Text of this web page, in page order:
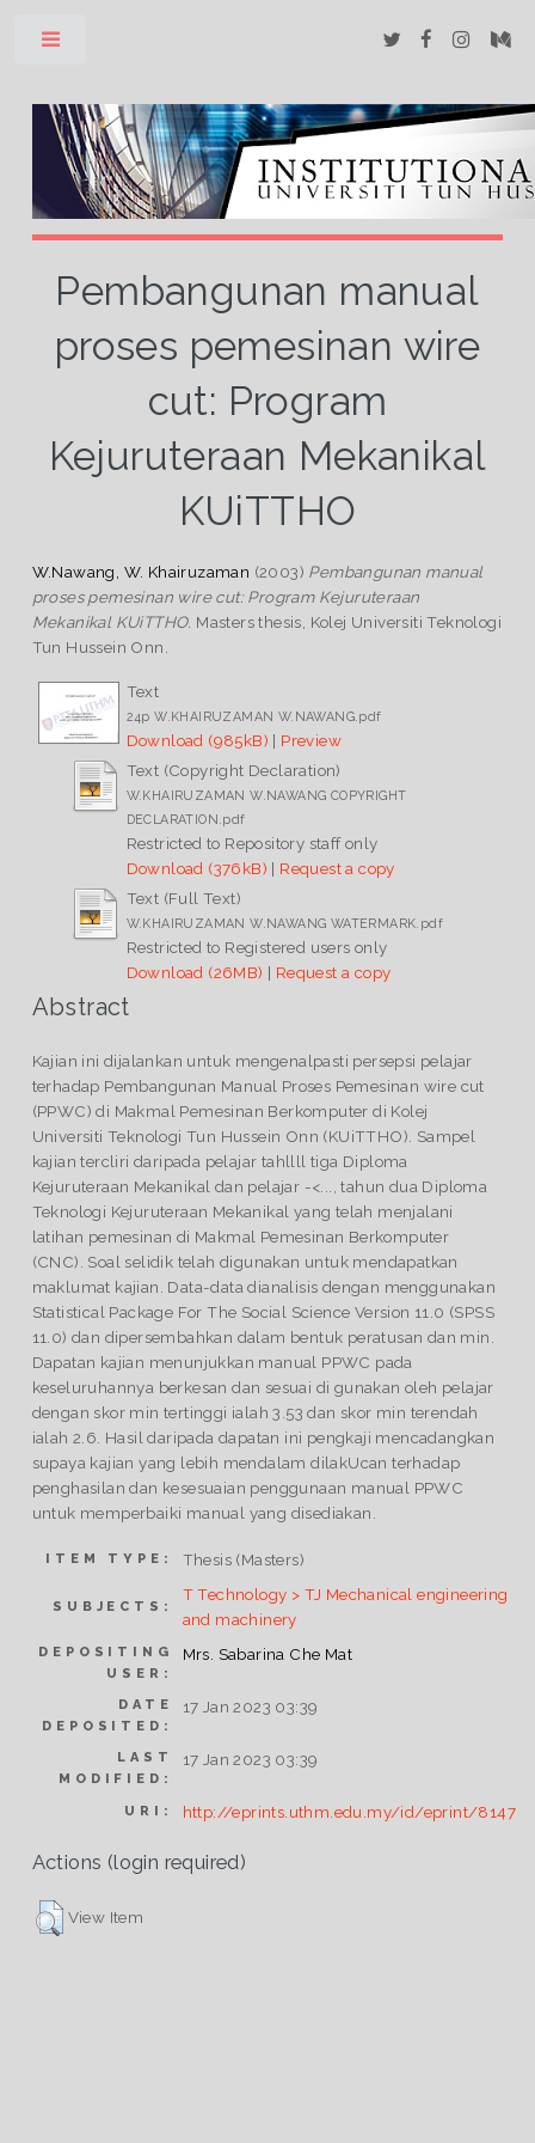
Pembangunan manual
proses pemesinan wire
cut: Program
Kejuruteraan Mekanikal
KUiTTHO
W.Nawang, W. Khairuzaman (2003) Pembangunan manual
proses pemesinan wire cut: Program Kejuruteraan
Mekanikal KUiTTHO. Masters thesis, Kolej Universiti Teknologi
Tun Hussein Onn.
Text
24p W.KHAIRUZAMAN W.NAWANG.pdf
Download (985kB) | Preview
Text (Copyright Declaration)
W.KHAIRUZAMAN W.NAWANG COPYRIGHT
DECLARATION.pdf
Restricted to Repository staff only
Download (376kB) | Request a copy
Text (Full Text)
W.KHAIRUZAMAN W.NAWANG WATERMARK.pdf
Restricted to Registered users only
Download (26MB) | Request a copy
Abstract
Kajian ini dijalankan untuk mengenalpasti persepsi pelajar
terhadap Pembangunan Manual Proses Pemesinan wire cut
(PPWC) di Makmal Pemesinan Berkomputer di Kolej
Universiti Teknologi Tun Hussein Onn (KUiTTHO). Sampel
kajian tercliri daripada pelajar tahllll tiga Diploma
Kejuruteraan Mekanikal dan pelajar -<..., tahun dua Diploma
Teknologi Kejuruteraan Mekanikal yang telah menjalani
latihan pemesinan di Makmal Pemesinan Berkomputer
(CNC). Soal selidik telah digunakan untuk mendapatkan
maklumat kajian. Data-data dianalisis dengan menggunakan
Statistical Package For The Social Science Version 11.0 (SPSS
11.0) dan dipersembahkan dalam bentuk peratusan dan min.
Dapatan kajian menunjukkan manual PPWC pada
keseluruhannya berkesan dan sesuai di gunakan oleh pelajar
dengan skor min tertinggi ialah 3.53 dan skor min terendah
ialah 2.6. Hasil daripada dapatan ini pengkaji mencadangkan
supaya kajian yang lebih mendalam dilakUcan terhadap
penghasilan dan kesesuaian penggunaan manual PPWC
untuk memperbaiki manual yang disediakan.
ITEM TYPE: Thesis (Masters)
SUBJECTS:
T Technology > TJ Mechanical engineering
and machinery
DEPOSITING
USER:
Mrs. Sabarina Che Mat
DATE
DEPOSITED:
17 Jan 2023 03:39
LAST
MODIFIED:
17 Jan 2023 03:39
URI: http://eprints.uthm.edu.my/id/eprint/8147
Actions (login required)
View Item